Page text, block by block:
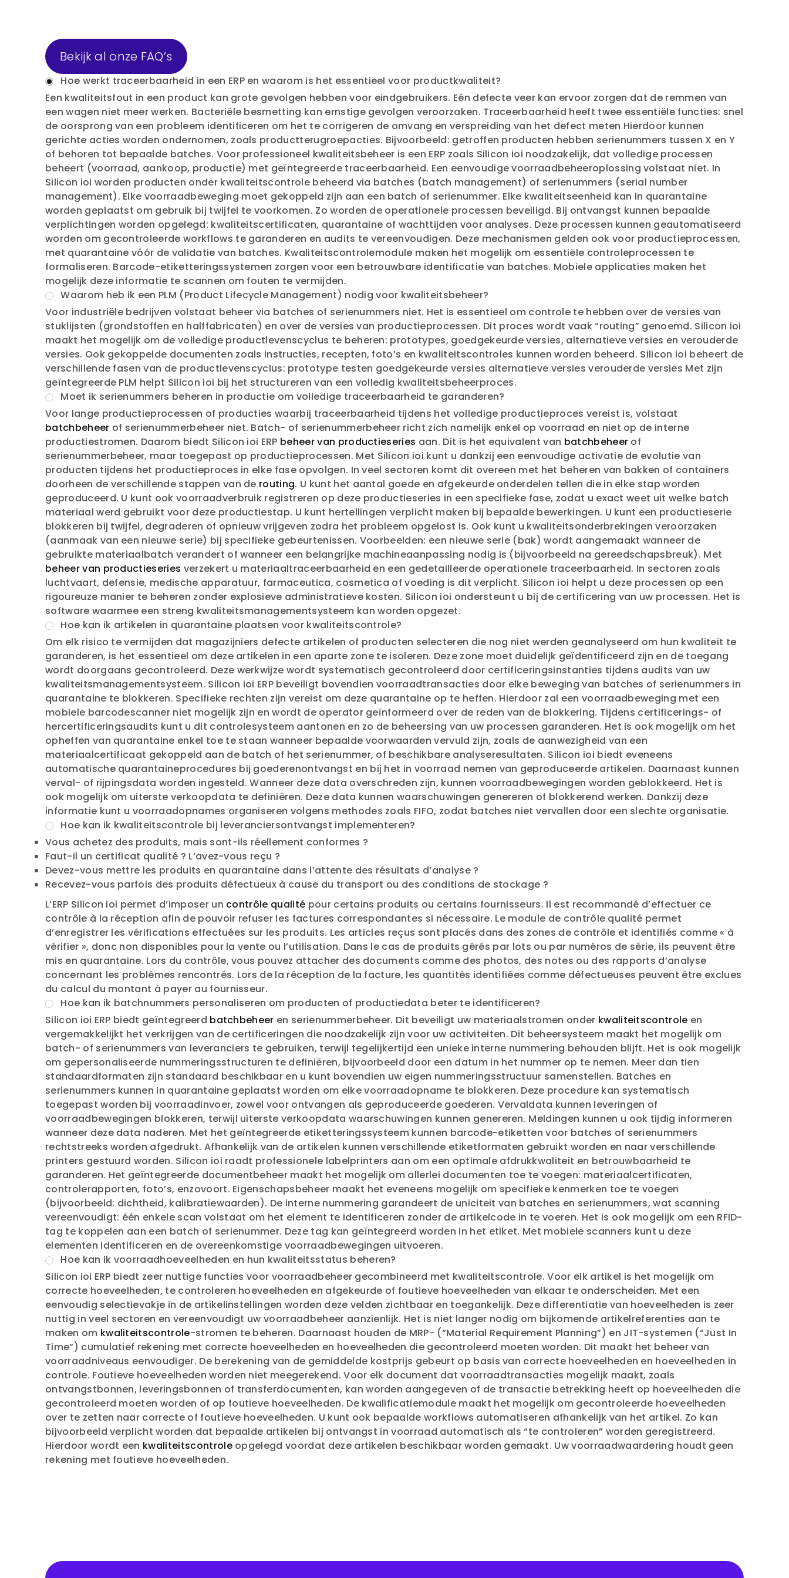
Bekijk al onze FAQ’s
Hoe werkt traceerbaarheid in een ERP en waarom is het essentieel voor productkwaliteit?
Een kwaliteitsfout in een product kan grote gevolgen hebben voor eindgebruikers. Eén defecte veer kan ervoor zorgen dat de remmen van
een wagen niet meer werken. Bacteriële besmetting kan ernstige gevolgen veroorzaken. Traceerbaarheid heeft twee essentiële functies: snel
de oorsprong van een probleem identificeren om het te corrigeren de omvang en verspreiding van het defect meten Hierdoor kunnen
gerichte acties worden ondernomen, zoals productterugroepacties. Bijvoorbeeld: getroffen producten hebben serienummers tussen X en Y
of behoren tot bepaalde batches. Voor professioneel kwaliteitsbeheer is een ERP zoals Silicon ioi noodzakelijk, dat volledige processen
beheert (voorraad, aankoop, productie) met geïntegreerde traceerbaarheid. Een eenvoudige voorraadbeheeroplossing volstaat niet. In
Silicon ioi worden producten onder kwaliteitscontrole beheerd via batches (batch management) of serienummers (serial number
management). Elke voorraadbeweging moet gekoppeld zijn aan een batch of serienummer. Elke kwaliteitseenheid kan in quarantaine
worden geplaatst om gebruik bij twijfel te voorkomen. Zo worden de operationele processen beveiligd. Bij ontvangst kunnen bepaalde
verplichtingen worden opgelegd: kwaliteitscertificaten, quarantaine of wachttijden voor analyses. Deze processen kunnen geautomatiseerd
worden om gecontroleerde workflows te garanderen en audits te vereenvoudigen. Deze mechanismen gelden ook voor productieprocessen,
met quarantaine vóór de validatie van batches. Kwaliteitscontrolemodule maken het mogelijk om essentiële controleprocessen te
formaliseren. Barcode-etiketteringssystemen zorgen voor een betrouwbare identificatie van batches. Mobiele applicaties maken het
mogelijk deze informatie te scannen om fouten te vermijden.
Waarom heb ik een PLM (Product Lifecycle Management) nodig voor kwaliteitsbeheer?
Voor industriële bedrijven volstaat beheer via batches of serienummers niet. Het is essentieel om controle te hebben over de versies van
stuklijsten (grondstoffen en halffabricaten) en over de versies van productieprocessen. Dit proces wordt vaak “routing” genoemd. Silicon ioi
maakt het mogelijk om de volledige productlevenscyclus te beheren: prototypes, goedgekeurde versies, alternatieve versies en verouderde
versies. Ook gekoppelde documenten zoals instructies, recepten, foto’s en kwaliteitscontroles kunnen worden beheerd. Silicon ioi beheert de
verschillende fasen van de productlevenscyclus: prototype testen goedgekeurde versies alternatieve versies verouderde versies Met zijn
geïntegreerde PLM helpt Silicon ioi bij het structureren van een volledig kwaliteitsbeheerproces.
Moet ik serienummers beheren in productie om volledige traceerbaarheid te garanderen?
Voor lange productieprocessen of producties waarbij traceerbaarheid tijdens het volledige productieproces vereist is, volstaat
batchbeheer of serienummerbeheer niet. Batch- of serienummerbeheer richt zich namelijk enkel op voorraad en niet op de interne
productiestromen. Daarom biedt Silicon ioi ERP beheer van productieseries aan. Dit is het equivalent van batchbeheer of
serienummerbeheer, maar toegepast op productieprocessen. Met Silicon ioi kunt u dankzij een eenvoudige activatie de evolutie van
producten tijdens het productieproces in elke fase opvolgen. In veel sectoren komt dit overeen met het beheren van bakken of containers
doorheen de verschillende stappen van de routing. U kunt het aantal goede en afgekeurde onderdelen tellen die in elke stap worden
geproduceerd. U kunt ook voorraadverbruik registreren op deze productieseries in een specifieke fase, zodat u exact weet uit welke batch
materiaal werd gebruikt voor deze productiestap. U kunt hertellingen verplicht maken bij bepaalde bewerkingen. U kunt een productieserie
blokkeren bij twijfel, degraderen of opnieuw vrijgeven zodra het probleem opgelost is. Ook kunt u kwaliteitsonderbrekingen veroorzaken
(aanmaak van een nieuwe serie) bij specifieke gebeurtenissen. Voorbeelden: een nieuwe serie (bak) wordt aangemaakt wanneer de
gebruikte materiaalbatch verandert of wanneer een belangrijke machineaanpassing nodig is (bijvoorbeeld na gereedschapsbreuk). Met
beheer van productieseries verzekert u materiaaltraceerbaarheid en een gedetailleerde operationele traceerbaarheid. In sectoren zoals
luchtvaart, defensie, medische apparatuur, farmaceutica, cosmetica of voeding is dit verplicht. Silicon ioi helpt u deze processen op een
rigoureuze manier te beheren zonder explosieve administratieve kosten. Silicon ioi ondersteunt u bij de certificering van uw processen. Het is
software waarmee een streng kwaliteitsmanagementsysteem kan worden opgezet.
Hoe kan ik artikelen in quarantaine plaatsen voor kwaliteitscontrole?
Om elk risico te vermijden dat magazijniers defecte artikelen of producten selecteren die nog niet werden geanalyseerd om hun kwaliteit te
garanderen, is het essentieel om deze artikelen in een aparte zone te isoleren. Deze zone moet duidelijk geïdentificeerd zijn en de toegang
wordt doorgaans gecontroleerd. Deze werkwijze wordt systematisch gecontroleerd door certificeringsinstanties tijdens audits van uw
kwaliteitsmanagementsysteem. Silicon ioi ERP beveiligt bovendien voorraadtransacties door elke beweging van batches of serienummers in
quarantaine te blokkeren. Specifieke rechten zijn vereist om deze quarantaine op te heffen. Hierdoor zal een voorraadbeweging met een
mobiele barcodescanner niet mogelijk zijn en wordt de operator geïnformeerd over de reden van de blokkering. Tijdens certificerings- of
hercertificeringsaudits kunt u dit controlesysteem aantonen en zo de beheersing van uw processen garanderen. Het is ook mogelijk om het
opheffen van quarantaine enkel toe te staan wanneer bepaalde voorwaarden vervuld zijn, zoals de aanwezigheid van een
materiaalcertificaat gekoppeld aan de batch of het serienummer, of beschikbare analyseresultaten. Silicon ioi biedt eveneens
automatische quarantaineprocedures bij goederenontvangst en bij het in voorraad nemen van geproduceerde artikelen. Daarnaast kunnen
verval- of rijpingsdata worden ingesteld. Wanneer deze data overschreden zijn, kunnen voorraadbewegingen worden geblokkeerd. Het is
ook mogelijk om uiterste verkoopdata te definiëren. Deze data kunnen waarschuwingen genereren of blokkerend werken. Dankzij deze
informatie kunt u voorraadopnames organiseren volgens methodes zoals FIFO, zodat batches niet vervallen door een slechte organisatie.
Hoe kan ik kwaliteitscontrole bij leveranciersontvangst implementeren?
Vous achetez des produits, mais sont-ils réellement conformes ?
Faut-il un certificat qualité ? L’avez-vous reçu ?
Devez-vous mettre les produits en quarantaine dans l’attente des résultats d’analyse ?
Recevez-vous parfois des produits défectueux à cause du transport ou des conditions de stockage ?
L’ERP Silicon ioi permet d’imposer un contrôle qualité pour certains produits ou certains fournisseurs. Il est recommandé d’effectuer ce
contrôle à la réception afin de pouvoir refuser les factures correspondantes si nécessaire. Le module de contrôle qualité permet
d’enregistrer les vérifications effectuées sur les produits. Les articles reçus sont placés dans des zones de contrôle et identifiés comme « à
vérifier », donc non disponibles pour la vente ou l’utilisation. Dans le cas de produits gérés par lots ou par numéros de série, ils peuvent être
mis en quarantaine. Lors du contrôle, vous pouvez attacher des documents comme des photos, des notes ou des rapports d’analyse
concernant les problèmes rencontrés. Lors de la réception de la facture, les quantités identifiées comme défectueuses peuvent être exclues
du calcul du montant à payer au fournisseur.
Hoe kan ik batchnummers personaliseren om producten of productiedata beter te identificeren?
Silicon ioi ERP biedt geïntegreerd batchbeheer en serienummerbeheer. Dit beveiligt uw materiaalstromen onder kwaliteitscontrole en
vergemakkelijkt het verkrijgen van de certificeringen die noodzakelijk zijn voor uw activiteiten. Dit beheersysteem maakt het mogelijk om
batch- of serienummers van leveranciers te gebruiken, terwijl tegelijkertijd een unieke interne nummering behouden blijft. Het is ook mogelijk
om gepersonaliseerde nummeringsstructuren te definiëren, bijvoorbeeld door een datum in het nummer op te nemen. Meer dan tien
standaardformaten zijn standaard beschikbaar en u kunt bovendien uw eigen nummeringsstructuur samenstellen. Batches en
serienummers kunnen in quarantaine geplaatst worden om elke voorraadopname te blokkeren. Deze procedure kan systematisch
toegepast worden bij voorraadinvoer, zowel voor ontvangen als geproduceerde goederen. Vervaldata kunnen leveringen of
voorraadbewegingen blokkeren, terwijl uiterste verkoopdata waarschuwingen kunnen genereren. Meldingen kunnen u ook tijdig informeren
wanneer deze data naderen. Met het geïntegreerde etiketteringssysteem kunnen barcode-etiketten voor batches of serienummers
rechtstreeks worden afgedrukt. Afhankelijk van de artikelen kunnen verschillende etiketformaten gebruikt worden en naar verschillende
printers gestuurd worden. Silicon ioi raadt professionele labelprinters aan om een optimale afdrukkwaliteit en betrouwbaarheid te
garanderen. Het geïntegreerde documentbeheer maakt het mogelijk om allerlei documenten toe te voegen: materiaalcertificaten,
controlerapporten, foto’s, enzovoort. Eigenschapsbeheer maakt het eveneens mogelijk om specifieke kenmerken toe te voegen
(bijvoorbeeld: dichtheid, kalibratiewaarden). De interne nummering garandeert de uniciteit van batches en serienummers, wat scanning
vereenvoudigt: één enkele scan volstaat om het element te identificeren zonder de artikelcode in te voeren. Het is ook mogelijk om een RFID-
tag te koppelen aan een batch of serienummer. Deze tag kan geïntegreerd worden in het etiket. Met mobiele scanners kunt u deze
elementen identificeren en de overeenkomstige voorraadbewegingen uitvoeren.
Hoe kan ik voorraadhoeveelheden en hun kwaliteitsstatus beheren?
Silicon ioi ERP biedt zeer nuttige functies voor voorraadbeheer gecombineerd met kwaliteitscontrole. Voor elk artikel is het mogelijk om
correcte hoeveelheden, te controleren hoeveelheden en afgekeurde of foutieve hoeveelheden van elkaar te onderscheiden. Met een
eenvoudig selectievakje in de artikelinstellingen worden deze velden zichtbaar en toegankelijk. Deze differentiatie van hoeveelheden is zeer
nuttig in veel sectoren en vereenvoudigt uw voorraadbeheer aanzienlijk. Het is niet langer nodig om bijkomende artikelreferenties aan te
maken om kwaliteitscontrole-stromen te beheren. Daarnaast houden de MRP- (“Material Requirement Planning”) en JIT-systemen (“Just In
Time”) cumulatief rekening met correcte hoeveelheden en hoeveelheden die gecontroleerd moeten worden. Dit maakt het beheer van
voorraadniveaus eenvoudiger. De berekening van de gemiddelde kostprijs gebeurt op basis van correcte hoeveelheden en hoeveelheden in
controle. Foutieve hoeveelheden worden niet meegerekend. Voor elk document dat voorraadtransacties mogelijk maakt, zoals
ontvangstbonnen, leveringsbonnen of transferdocumenten, kan worden aangegeven of de transactie betrekking heeft op hoeveelheden die
gecontroleerd moeten worden of op foutieve hoeveelheden. De kwalificatiemodule maakt het mogelijk om gecontroleerde hoeveelheden
over te zetten naar correcte of foutieve hoeveelheden. U kunt ook bepaalde workflows automatiseren afhankelijk van het artikel. Zo kan
bijvoorbeeld verplicht worden dat bepaalde artikelen bij ontvangst in voorraad automatisch als “te controleren” worden geregistreerd.
Hierdoor wordt een kwaliteitscontroleopgelegd voordat deze artikelen beschikbaar worden gemaakt. Uw voorraadwaardering houdt geen
rekening met foutieve hoeveelheden.